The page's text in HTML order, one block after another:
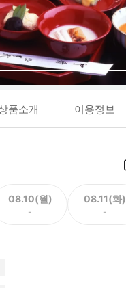
품소개 이용정보
08.10(월)
-
08.11(화)
-